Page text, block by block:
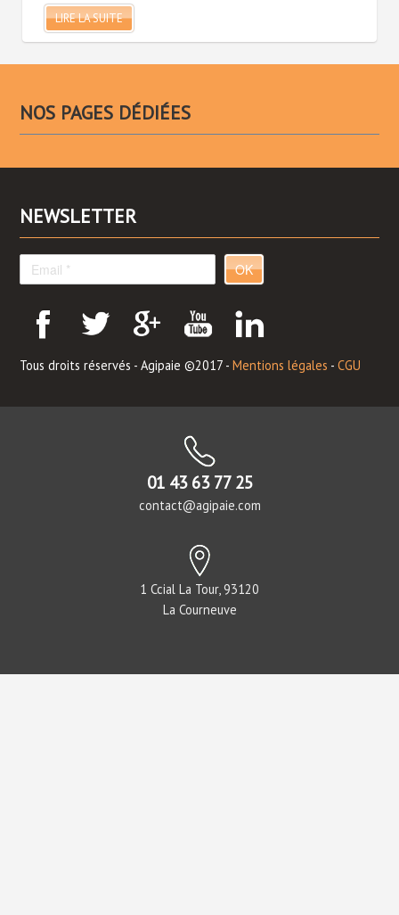
LIRE LA SUITE
NOS PAGES DÉDIÉES
NEWSLETTER
OK
Tous droits réservés - Agipaie ©2017 -Mentions légales -CGU
01 43 63 77 25
contact@agipaie.com
1 Ccial La Tour, 93120
La Courneuve